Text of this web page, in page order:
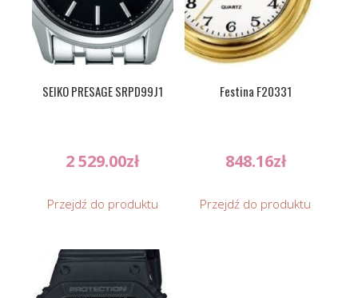
SEIKO PRESAGE SRPD99J1
2 529.00zł
Przejdź do produktu
Festina F20331
848.16zł
Przejdź do produktu